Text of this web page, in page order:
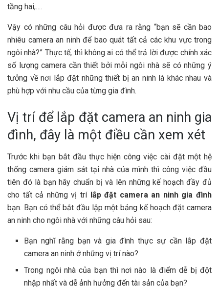
tầng hai,….
Vậy có những câu hỏi được đưa ra rằng “bạn sẽ cần bao
nhiêu camera an ninh để bao quát tất cả các khu vực trong
ngôi nhà?” Thực tế, thì không ai có thể trả lời được chính xác
số lượng camera cần thiết bởi mỗi ngôi nhà sẽ có những ý
tưởng về nơi lắp đặt những thiết bị an ninh là khác nhau và
phù hợp với nhu cầu của từng gia đình.
Vị trí để lắp đặt camera an ninh gia
đình, đây là một điều cần xem xét
Trước khi bạn bắt đầu thực hiện công việc cài đặt một hệ
thống camera giám sát tại nhà của mình thì công việc đầu
tiên đó là bạn hãy chuẩn bị và lên những kế hoạch đầy đủ
cho tất cả những vị trí lắp đặt camera an ninh gia đình
bạn. Bạn có thể bắt đầu lập một bảng kế hoạch đặt camera
an ninh cho ngôi nhà với những câu hỏi sau:
Bạn nghĩ rằng bạn và gia đình thực sự cần lắp đặt
camera an ninh ở những vị trí nào?
Trong ngôi nhà của bạn thì nơi nào là điểm dễ bị đột
nhập nhất và dễ ảnh hưởng đến tài sản của bạn?